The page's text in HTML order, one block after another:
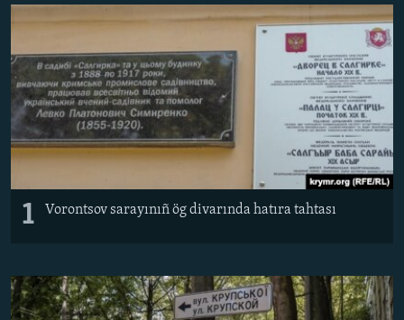
Русский
Українською
QOŞULIÑIZ!
1 Vorontsov sarayınıñ ög divarında hatıra tahtası